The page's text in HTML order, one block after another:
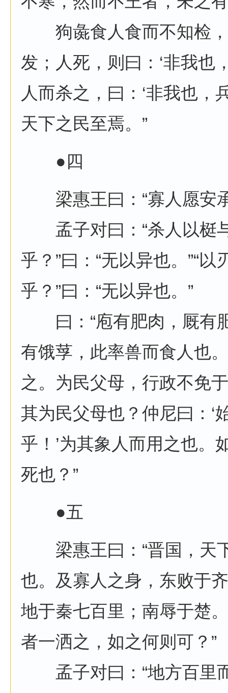
狗彘食人食而不知检，
发；人死，则曰：‘非我也
人而杀之，曰：‘非我也，
天下之民至焉。”
●四
梁惠王曰：“寡人愿安
孟子对曰：“杀人以梃
乎？”曰：“无以异也。”“
乎？”曰：“无以异也。”
曰：“庖有肥肉，厩有
有饿莩，此率兽而食人也
之。为民父母，行政不免
其为民父母也？仲尼曰：‘
乎！’为其象人而用之也。
死也？”
●五
梁惠王曰：“晋国，天
也。及寡人之身，东败于
地于秦七百里；南辱于楚
者一洒之，如之何则可？”
孟子对曰：“地方百里